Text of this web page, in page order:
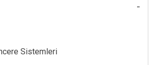
-
Sistemleri